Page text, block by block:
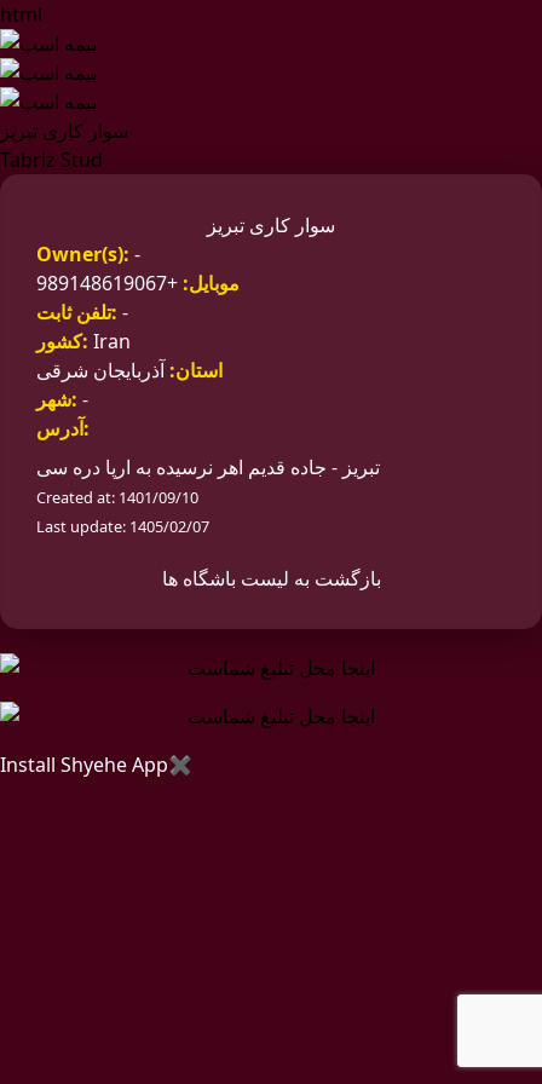
html
سوار کاری تبریز
Tabriz Stud
سوار کاری تبریز
Owner(s): -
موبایل: +989148619067
تلفن ثابت: -
کشور: Iran
استان: آذربایجان شرقی
شهر: -
آدرس:
تبریز - جاده قدیم اهر نرسیده به ارپا دره سی
Created at: 1401/09/10
Last update: 1405/02/07
بازگشت به لیست باشگاه ها
Install Shyehe App✖